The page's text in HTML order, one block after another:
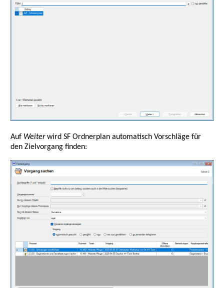
Auf Weiterwird SF Ordnerplan automatisch Vorschläge für
den Zielvorgang finden: